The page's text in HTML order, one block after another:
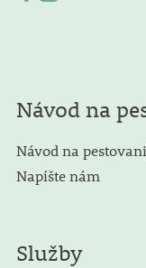
Návod na
Návod na
Napíšte nám
Služby